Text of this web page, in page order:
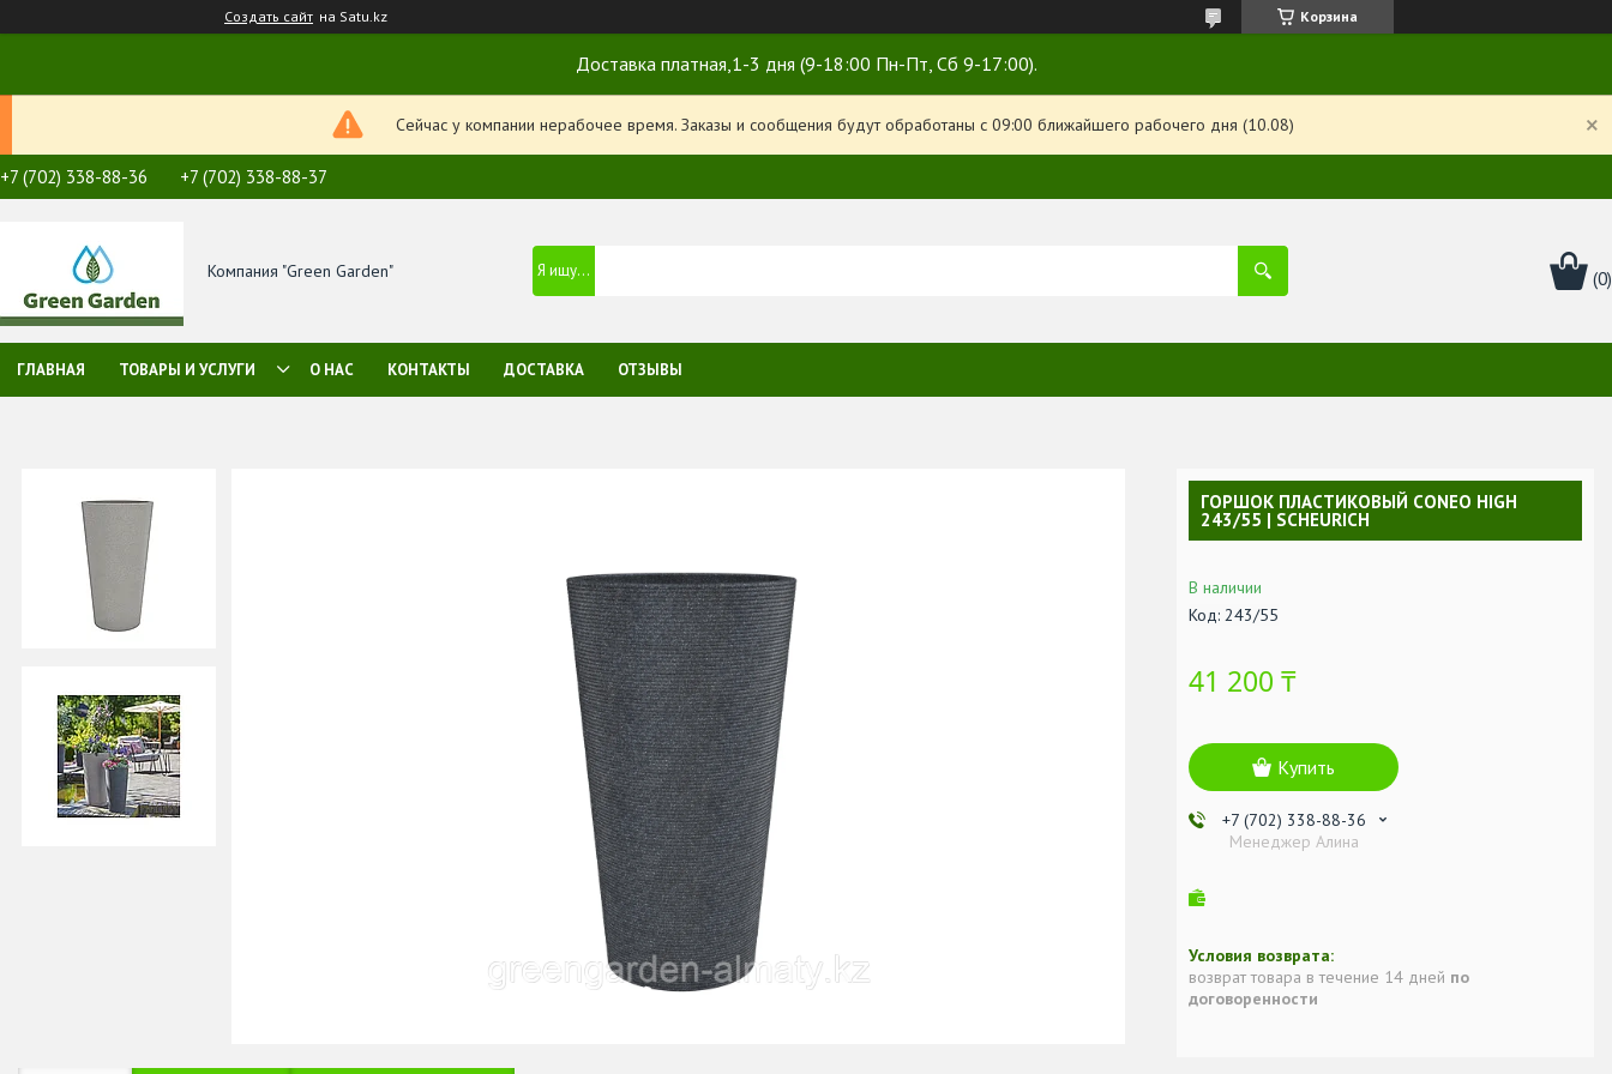
Создать сайт на Satu.kz Корзина
Доставка платная,1-3 дня (9-18:00 Пн-Пт, Сб 9-17:00).
Сейчас у компании нерабочее время. Заказы и сообщения будут обработаны с 09:00 ближайшего рабочего дня (10.08)
+7 (702) 338-88-36 +7 (702) 338-88-37
Компания "Green Garden"
ГЛАВНАЯ ТОВАРЫ И УСЛУГИ О НАС КОНТАКТЫ ДОСТАВКА ОТЗЫВЫ
ГОРШОК ПЛАСТИКОВЫЙ CONEO HIGH
243/55 | SCHEURICH
В наличии
Код: 243/55
41 200 ₸
Купить
+7 (702) 338-88-36
Менеджер Алина
возврат товара в течение 14 дней по
договоренности